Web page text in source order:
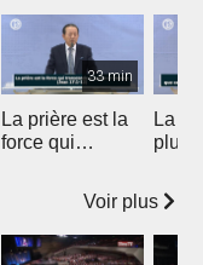
33 min
La prière est la
force qui
La
plus
des
Voir plus